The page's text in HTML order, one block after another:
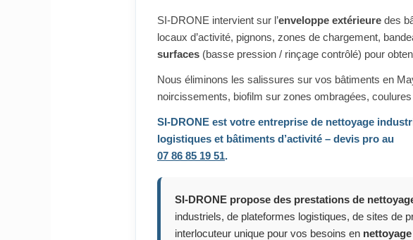
SI-DRONE intervient sur l’enveloppe extérieure des
locaux d’activité, pignons, zones de chargement,
surfaces (basse pression / rinçage contrôlé) pour
Nous éliminons les salissures sur vos bâtiments en
noircissements, biofilm sur zones ombragées,
SI-DRONE est votre entreprise de nettoyage
logistiques et bâtiments d’activité – devis pro au
07 86 85 19 51.
SI-DRONE propose des prestations de
industriels, de plateformes logistiques, de sites de
interlocuteur unique pour vos besoins en